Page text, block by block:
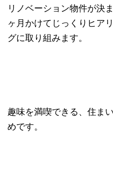
リノベーション物件が決
ヶ月かけてじっくりヒア
グに取り組みます。
趣味を満喫できる、住ま
めです。